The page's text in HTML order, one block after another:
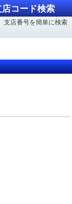
コード検索
支店番号を簡単に検索